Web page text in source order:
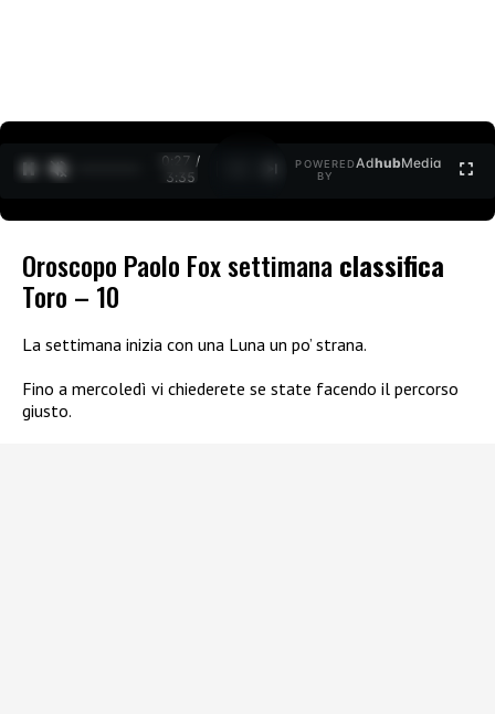
0:27 /
3:35
POWERED
BY
AdhubMedia
Oroscopo Paolo Fox settimanaclassifica
Toro – 10
La settimana inizia con una Luna un po’ strana.
Fino a mercoledì vi chiederete se state facendo il percorso
giusto.